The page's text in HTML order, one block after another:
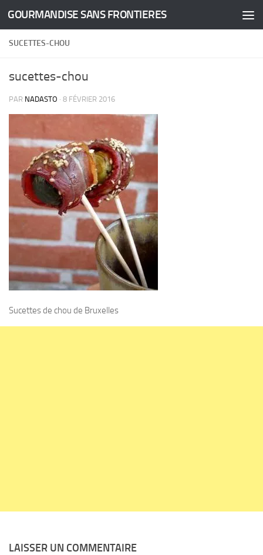
Skip to content
GOURMANDISE SANS FRONTIERES
SUCETTES-CHOU
sucettes-chou
PAR NADASTO · 8 FÉVRIER 2016
Sucettes de chou de Bruxelles
LAISSER UN COMMENTAIRE